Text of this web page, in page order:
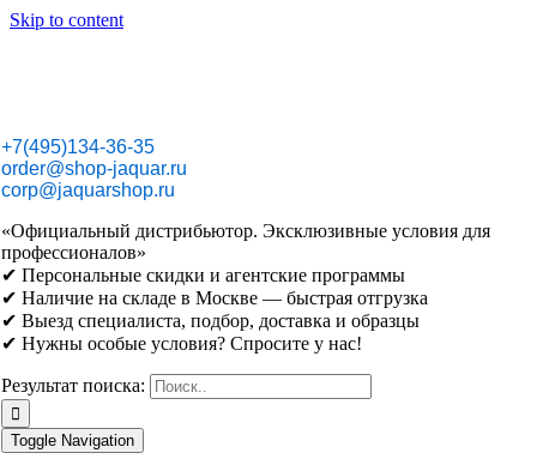
Skip to content
+7(495)134-36-35
order@shop-jaquar.ru
corp@jaquarshop.ru
«Официальный дистрибьютор. Эксклюзивные условия для
профессионалов»
✔ Персональные скидки и агентские программы
✔ Наличие на складе в Москве — быстрая отгрузка
✔ Выезд специалиста, подбор, доставка и образцы
✔ Нужны особые условия? Спросите у нас!
Результат поиска:
Toggle Navigation